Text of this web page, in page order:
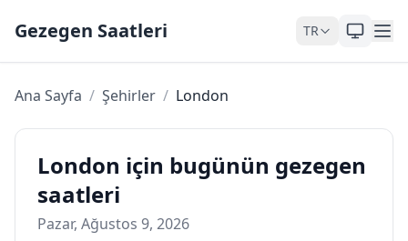
Gezegen Saatleri TR
Ana Sayfa / Şehirler / London
London için bugünün gezegen
saatleri
Pazar, Ağustos 9, 2026